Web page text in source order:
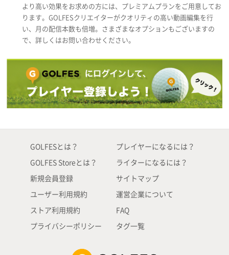
より高い効果をお求めの方には、プレミアムプランをご用意してお
ります。GOLFESクリエイターがクオリティの高い動画編集を行
い、月の配信本数も倍増。さまざまなオプションもございますの
で、詳しくはお問い合わせください。
GOLFESとは？
GOLFES Storeとは？
新規会員登録
ユーザー利用規約
ストア利用規約
プライバシーポリシー
プレイヤーになるには？
ライターになるには？
サイトマップ
運営企業について
FAQ
タグ一覧